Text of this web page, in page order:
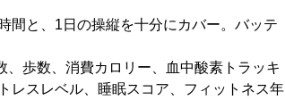
間と、1日の操縦を十分にカバー。バッテ
歩数、消費カロリー、血中酸素トラッキ
レスレベル、睡眠スコア、フィットネス年